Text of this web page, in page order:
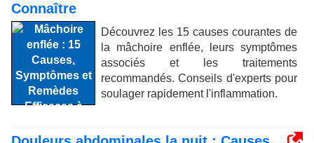
Connaître
Découvrez les 15 causes courantes de
la mâchoire enflée, leurs symptômes
associés et les traitements
recommandés. Conseils d'experts pour
soulager rapidement l'inflammation.